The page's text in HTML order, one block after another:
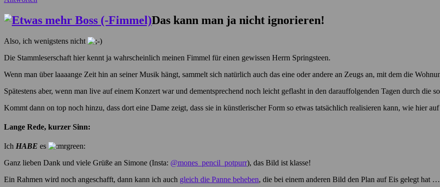
Das kann man ja nicht ignorieren!
Also, ich wenigstens nicht
Die Stammleserschaft hier kennt ja wahrscheinlich meinen Fimmel für einen gewissen Herrn Springsteen.
Wenn man über laaaange Zeit hin an seiner Musik hängt, sammelt sich natürlich auch das eine oder andere an Zeugs an, mit dem die
Spätestens aber, wenn man live auf einem Konzert war und dementsprechend noch leicht geflasht in den darauffolgenden Tagen durch die
Kommt dann on top noch hinzu, dass dort eine Dame zeigt, dass sie in künstlerischer Form so etwas tatsächlich realisieren kann, wie hier
Lange Rede, kurzer Sinn:
Ich HABE es
Ganz lieben Dank und viele Grüße an Simone (Insta: @mones_pencil_potpurr), das Bild ist klasse!
Ein Rahmen wird noch angeschafft, dann kann ich auch gleich die Panne beheben, die bei einem anderen Bild den Plan auf Eis gelegt hat